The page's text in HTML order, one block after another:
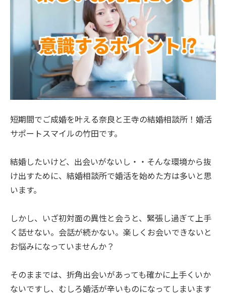
短期間でご成婚を叶える奈良と王寺の結婚相談所！婚活
サポートスマイルの竹田です。
結婚したいけど、出会いがないし・・そんな環境から抜
け出すために、結婚相談所で婚活を始めた方は多いと思
います。
しかし、いざ初対面の異性と会うと、緊張し過ぎて上手
く話せない。会話が続かない。楽しくお会いできないと
お悩みになっていませんか？
そのままでは、折角出会いがあっても確かに上手くいか
ないですし、むしろ婚活が辛いものになってしまいます